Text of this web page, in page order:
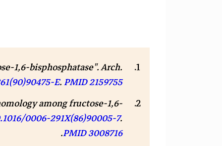
1,6-bisphosphatase".Arch.
E.PMID2159755
among fructose-1,6-
0006-291X(86)90005-7.
PMID3008716
.